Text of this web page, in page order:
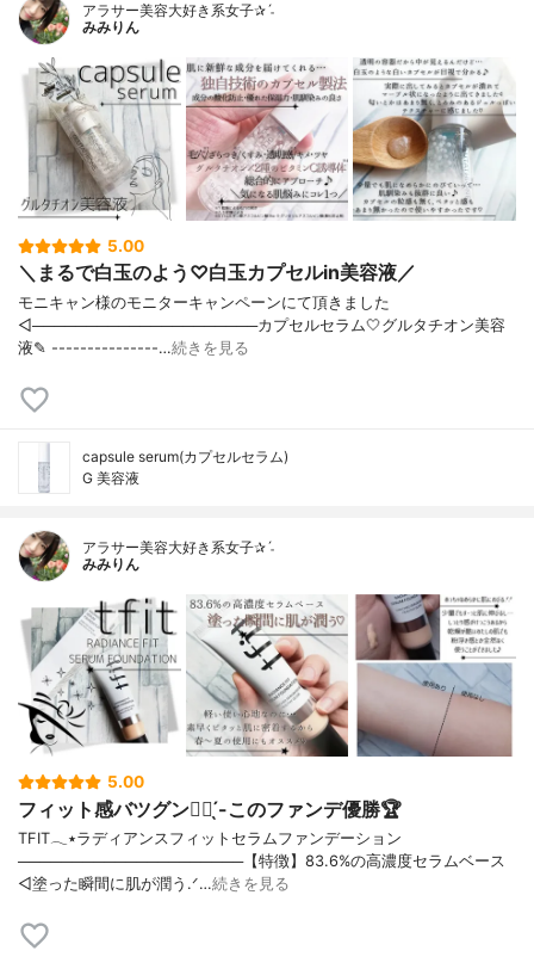
アラサー美容大好き系女子✰ˊ˗
みみりん
5.00
＼まるで白玉のよう♡白玉カプセルin美容液／
モニキャン様のモニターキャンペーンにて頂きました
◁─────────────────────カプセルセラム🤍グルタチオン美容
液✎ ---------------…続きを見る
capsule serum(カプセルセラム)
G 美容液
アラサー美容大好き系女子✰ˊ˗
みみりん
5.00
フィット感バツグン👍🏻 ̖́-このファンデ優勝🏆
TFIT𓂃٭ラディアンスフィットセラムファンデーション
─────────────────────【特徴】83.6%の高濃度セラムベース
◁塗った瞬間に肌が潤う.ᐟ…続きを見る